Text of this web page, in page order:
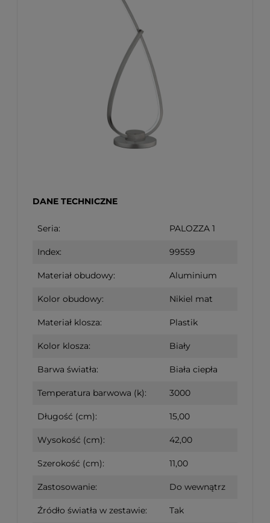
DANE TECHNICZNE
Seria: PALOZZA 1
Index: 99559
Materiał obudowy: Aluminium
Kolor obudowy: Nikiel mat
Materiał klosza: Plastik
Kolor klosza: Biały
Barwa światła: Biała ciepła
Temperatura barwowa (k): 3000
Długość (cm): 15,00
Wysokość (cm): 42,00
Szerokość (cm): 11,00
Zastosowanie: Do wewnątrz
Źródło światła w zestawie: Tak